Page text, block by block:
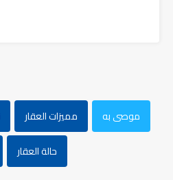
موصى به مميزات العقار
حالة العقار